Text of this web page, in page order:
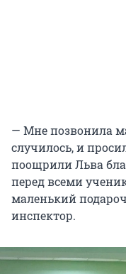
— Мне позвонила
случилось, и
поощрили Льва
перед всеми
маленький
инспектор.